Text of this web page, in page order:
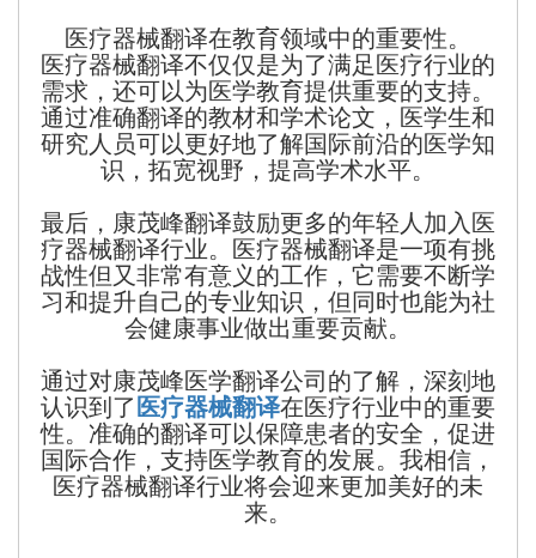
医疗器械翻译在教育领域中的重要性。
医疗器械翻译不仅仅是为了满足医疗行业的
需求，还可以为医学教育提供重要的支持。
通过准确翻译的教材和学术论文，医学生和
研究人员可以更好地了解国际前沿的医学知
识，拓宽视野，提高学术水平。
最后，康茂峰翻译鼓励更多的年轻人加入医
疗器械翻译行业。医疗器械翻译是一项有挑
战性但又非常有意义的工作，它需要不断学
习和提升自己的专业知识，但同时也能为社
会健康事业做出重要贡献。
通过对康茂峰医学翻译公司的了解，深刻地
认识到了 医疗器械翻译在医疗行业中的重要
性。准确的翻译可以保障患者的安全，促进
国际合作，支持医学教育的发展。我相信，
医疗器械翻译行业将会迎来更加美好的未
来。